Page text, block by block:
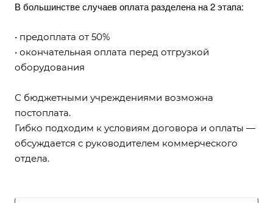
В большинстве случаев оплата разделена на 2 этапа:
• предоплата от 50%
• окончательная оплата перед отгрузкой
оборудования
С бюджетными учреждениями возможна
постоплата.
Гибко подходим к условиям договора и оплаты —
обсуждается с руководителем коммерческого
отдела.